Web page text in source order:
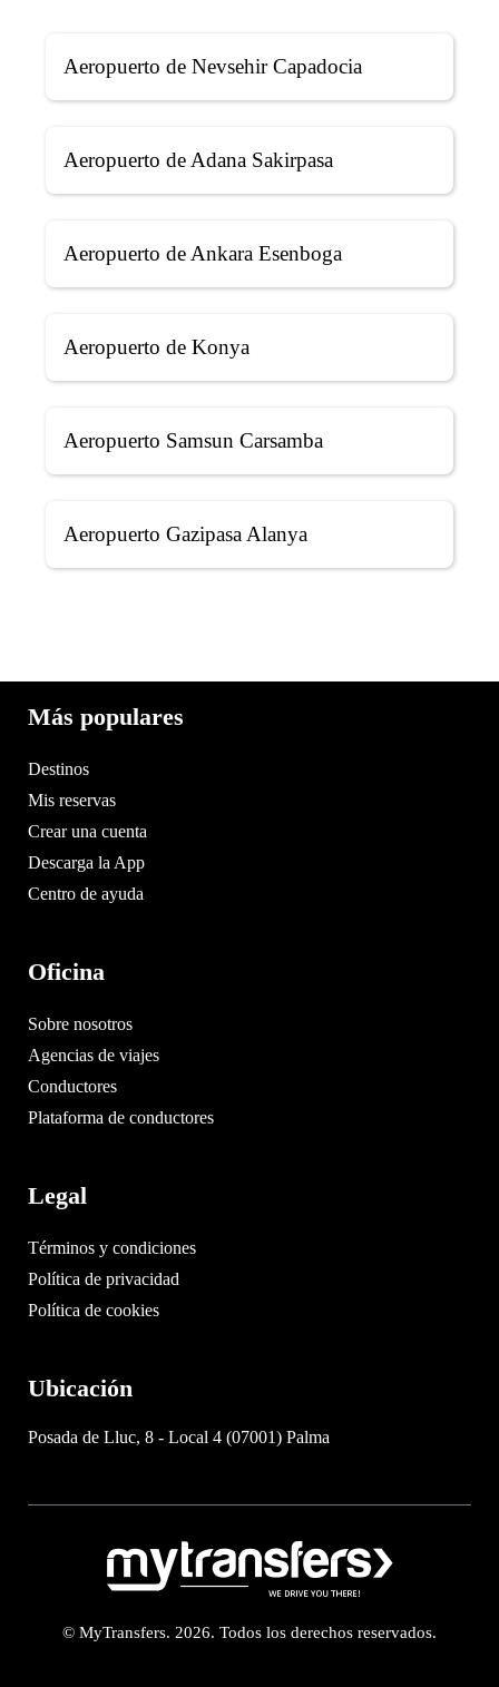
Aeropuerto de Nevsehir Capadocia
Aeropuerto de Adana Sakirpasa
Aeropuerto de Ankara Esenboga
Aeropuerto de Konya
Aeropuerto Samsun Carsamba
Aeropuerto Gazipasa Alanya
Más populares
Destinos
Mis reservas
Crear una cuenta
Descarga la App
Centro de ayuda
Oficina
Sobre nosotros
Agencias de viajes
Conductores
Plataforma de conductores
Legal
Términos y condiciones
Política de privacidad
Política de cookies
Ubicación
Posada de Lluc, 8 - Local 4 (07001) Palma
© MyTransfers. 2026. Todos los derechos reservados.